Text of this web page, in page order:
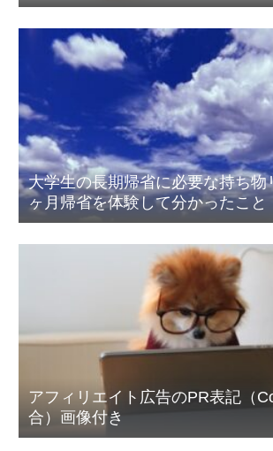
大学生の長期帰省に必要な持ち物
ヶ月帰省を体験して分かったこと
アフィリエイト広告のPR表記（
合）画像付き